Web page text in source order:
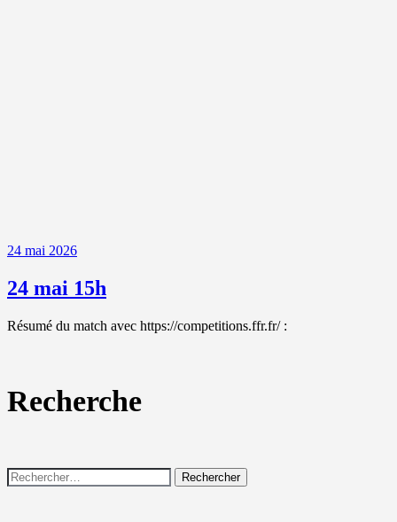
24 mai 2026
24 mai 15h
Résumé du match avec https://competitions.ffr.fr/ :
Recherche
Rechercher :